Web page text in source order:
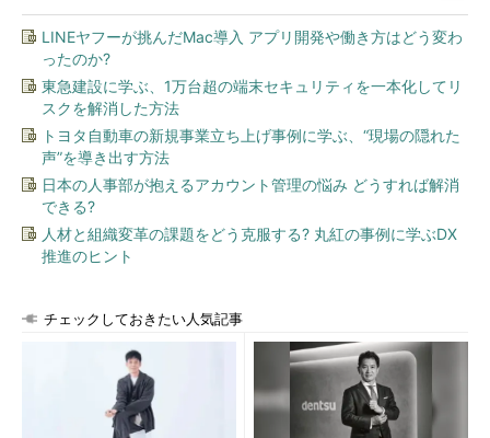
LINEヤフーが挑んだMac導入 アプリ開発や働き方はどう変わ
ったのか?
東急建設に学ぶ、1万台超の端末セキュリティを一本化してリ
スクを解消した方法
トヨタ自動車の新規事業立ち上げ事例に学ぶ、“現場の隠れた
声”を導き出す方法
日本の人事部が抱えるアカウント管理の悩み どうすれば解消
できる?
人材と組織変革の課題をどう克服する? 丸紅の事例に学ぶDX
推進のヒント
チェックしておきたい人気記事